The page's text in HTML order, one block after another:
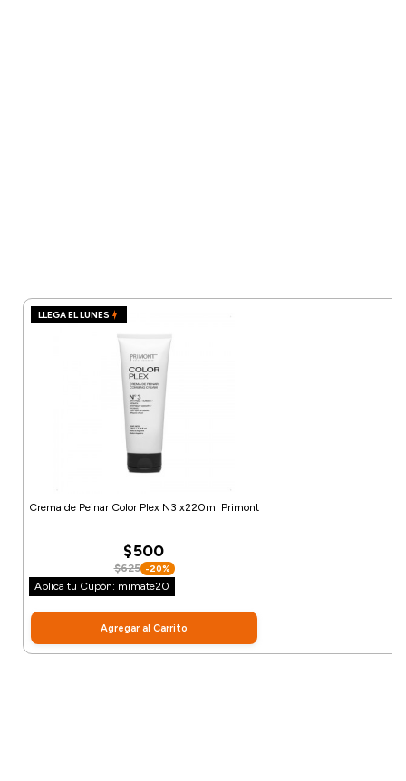
LLEGA EL LUNES
Crema de Peinar Color Plex N3 x220ml Primont
$500
$625 -20%
Aplica tu Cupón: mimate20
Agregar al Carrito